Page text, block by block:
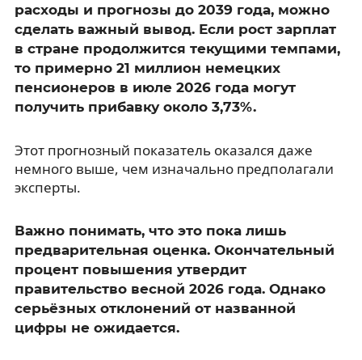
расходы и прогнозы до 2039 года, можно
сделать важный вывод. Если рост зарплат
в стране продолжится текущими темпами,
то примерно 21 миллион немецких
пенсионеров в июле 2026 года могут
получить прибавку около 3,73%.
Этот прогнозный показатель оказался даже
немного выше, чем изначально предполагали
эксперты.
Важно понимать, что это пока лишь
предварительная оценка. Окончательный
процент повышения утвердит
правительство весной 2026 года. Однако
серьёзных отклонений от названной
цифры не ожидается.